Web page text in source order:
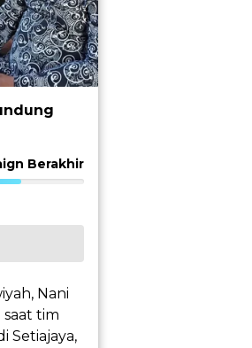
Berakhir
Nani
tim
Setiajaya,